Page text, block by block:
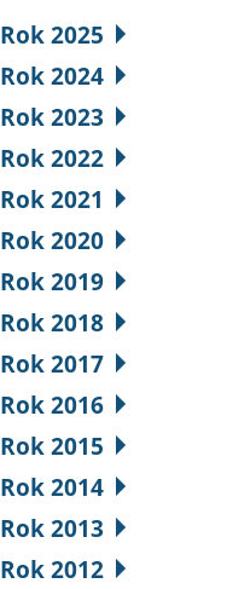
Rok 2025
Rok 2024
Rok 2023
Rok 2022
Rok 2021
Rok 2020
Rok 2019
Rok 2018
Rok 2017
Rok 2016
Rok 2015
Rok 2014
Rok 2013
Rok 2012